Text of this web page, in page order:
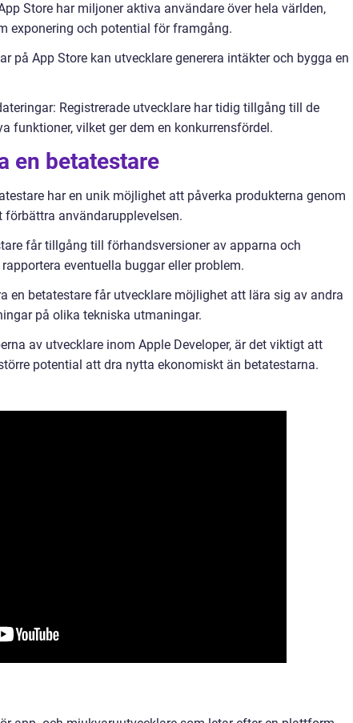
Store har miljoner aktiva användare över hela världen,
exponering och potential för framgång.
på App Store kan utvecklare generera intäkter och bygga en
Registrerade utvecklare har tidig tillgång till de
funktioner, vilket ger dem en konkurrensfördel.
en betatestare
har en unik möjlighet att påverka produkterna genom
användarupplevelsen.
får tillgång till förhandsversioner av apparna och
eventuella buggar eller problem.
en betatestare får utvecklare möjlighet att lära sig av andra
på olika tekniska utmaningar.
av utvecklare inom Apple Developer, är det viktigt att
potential att dra nytta ekonomiskt än betatestarna.